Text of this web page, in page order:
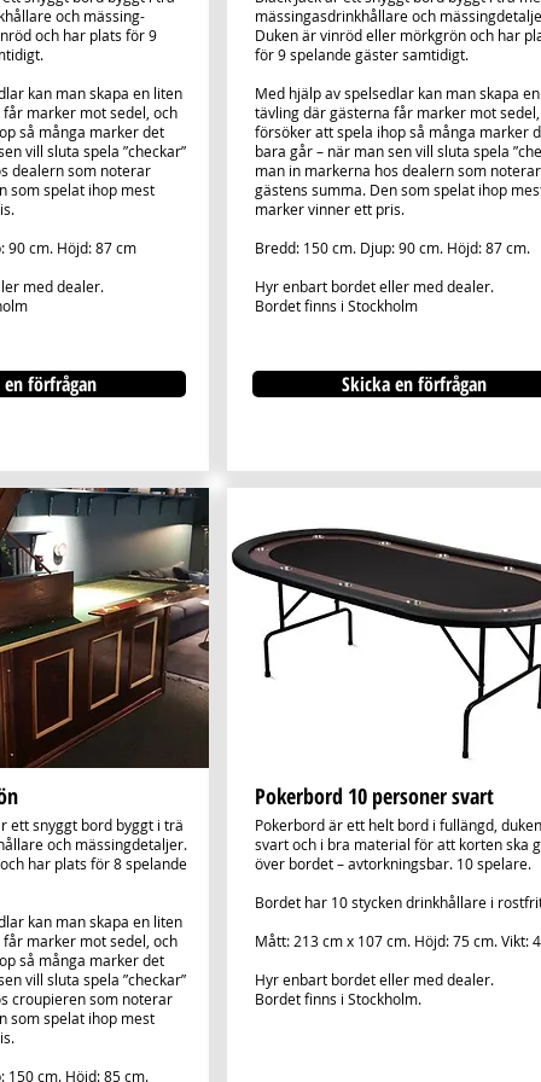
och mässing-
och har plats för 9
kan man skapa en liten
marker mot sedel, och
så många marker det
vill sluta spela ”checkar”
dealern som noterar
som spelat ihop mest
90 cm. Höjd: 87 cm
med dealer.
förfrågan
ett snyggt bord byggt i trä
och mässingdetaljer.
har plats för 8 spelande
kan man skapa en liten
marker mot sedel, och
så många marker det
vill sluta spela ”checkar”
croupieren som noterar
som spelat ihop mest
150 cm. Höjd: 85 cm.
mässingasdrinkhållare och
Duken är vinröd eller mörkgrön och har
för 9 spelande gäster samtidigt.
Med hjälp av spelsedlar kan man skapa
tävling där gästerna får marker mot
försöker att spela ihop så många marker
bara går – när man sen vill sluta spela
man in markerna hos dealern som noterar
gästens summa. Den som spelat ihop
marker vinner ett pris.
Bredd: 150 cm. Djup: 90 cm. Höjd: 87 cm.
Hyr enbart bordet eller med dealer.
Bordet finns i Stockholm
Skicka en förfrågan
Pokerbord 10 personer svart
Pokerbord är ett helt bord i fullängd,
svart och i bra material för att korten ska
över bordet – avtorkningsbar. 10 spelare.
Bordet har 10 stycken drinkhållare i
Mått: 213 cm x 107 cm. Höjd: 75 cm. Vikt:
Hyr enbart bordet eller med dealer.
Bordet finns i Stockholm.